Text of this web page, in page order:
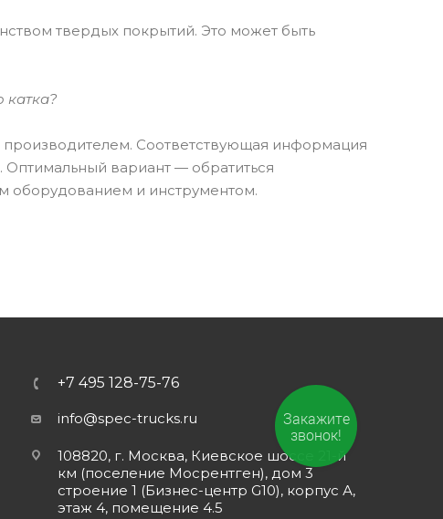
твердых покрытий. Это может быть
катка?
Соответствующая информация
Оптимальный вариант — обратиться
оборудованием и инструментом.
+7 495 128-75-76
info@spec-trucks.ru
108820, г. Москва, Киевское шоссе 21-й
км (поселение Мосрентген), дом 3
строение 1 (Бизнес-центр G10), корпус А,
этаж 4, помещение 4.5
Закажите
звонок!